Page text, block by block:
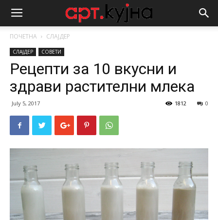
ПОЧЕТНА СЛАЈДЕР
СЛАЈДЕР СОВЕТИ
Рецепти за 10 вкусни и
здрави растителни млека
July 5, 2017 0
1812